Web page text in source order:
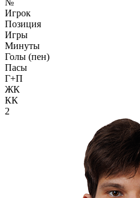
Игрок
Позиция
Игры
Минуты
Голы (пен)
Пасы
Г+П
ЖК
КК
2